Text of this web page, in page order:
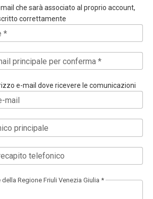
che sarà associato al proprio account,
correttamente
*
principale per conferma *
e-mail dove ricevere le comunicazioni
mail
principale
telefonico
Regione Friuli Venezia Giulia *